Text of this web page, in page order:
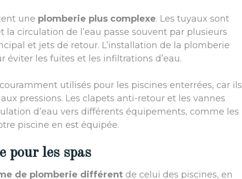
une plomberie plus complexe. Les tuyaux sont
la circulation de l’eau passe souvent par plusieurs
et jets de retour. L’installation de la plomberie
éviter les fuites et les infiltrations d’eau.
utilisés pour les piscines enterrées, car ils
pressions. Les clapets anti-retour et les vannes
d’eau vers différents équipements, comme les
piscine en est équipée.
pour les spas
de plomberie différent de celui des piscines, en